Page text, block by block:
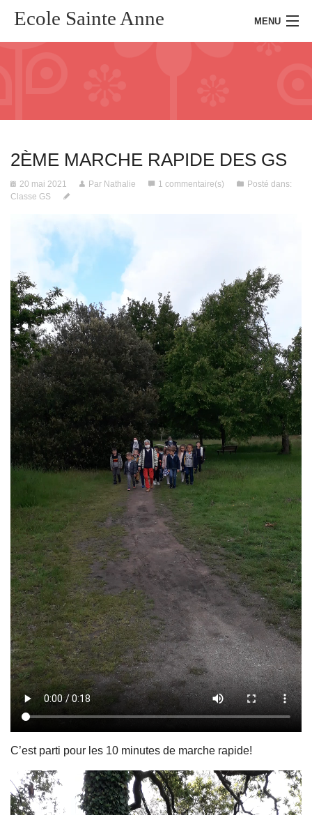
Ecole Sainte Anne MENU
Kermesse
Actualités
Connexion
Liens utiles
Contact
2ÈME MARCHE RAPIDE DES GS
20 mai 2021 Par Nathalie 1 commentaire(s)
Posté dans:
Classe GS
C’est parti pour les 10 minutes de marche rapide!